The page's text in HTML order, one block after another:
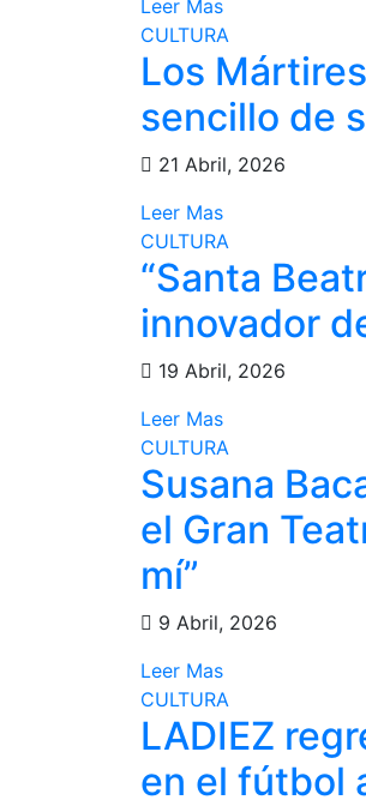
Leer Mas
CULTURA
Los
sencillo de
21 Abril, 2026
Leer Mas
CULTURA
“Santa
innovador
19 Abril, 2026
Leer Mas
CULTURA
Susana
el Gran
mí”
9 Abril, 2026
Leer Mas
CULTURA
LADIEZ
en el fútbol